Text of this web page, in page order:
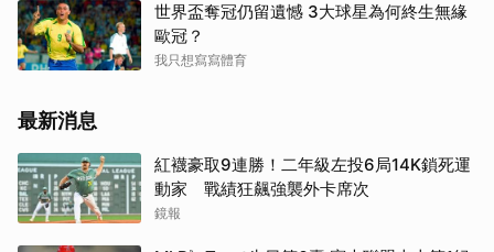
世界盃奪冠仍留遺憾 3大球星為何終生無緣
歐冠？
我只想寫寫體育
最新消息
紅襪豪取9連勝！二年級左投6局14K鎖死運
動家 戰績狂飆強襲外卡席次
鏡報